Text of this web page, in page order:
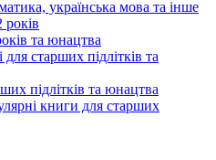
українська мова та інше
років
та юнацтва
для cтарших підлітків та
підлітків та юнацтва
книги для cтарших